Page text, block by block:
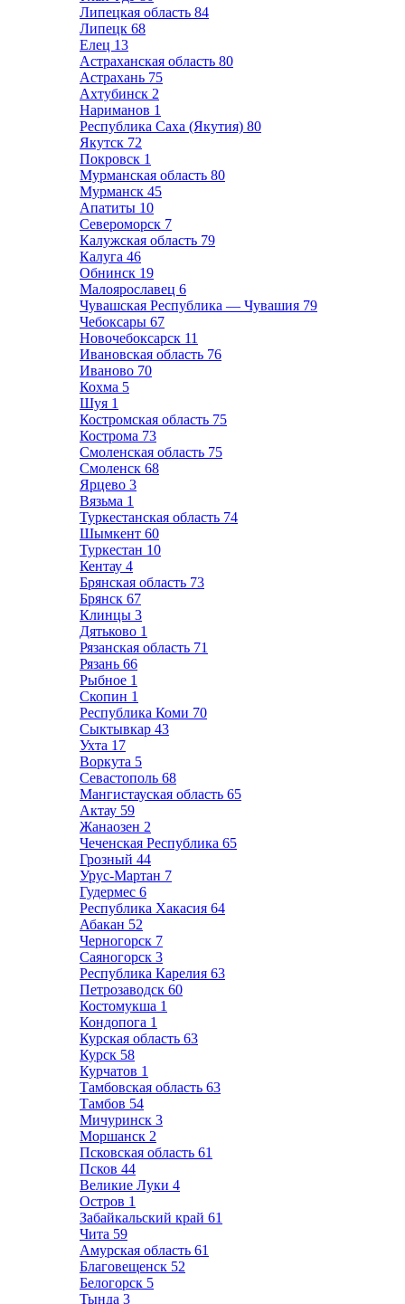
Липецкая область 84
Липецк 68
Елец 13
Астраханская область 80
Астрахань 75
Ахтубинск 2
Нариманов 1
Республика Саха (Якутия) 80
Якутск 72
Покровск 1
Мурманская область 80
Мурманск 45
Апатиты 10
Североморск 7
Калужская область 79
Калуга 46
Обнинск 19
Малоярославец 6
Чувашская Республика — Чувашия 79
Чебоксары 67
Новочебоксарск 11
Ивановская область 76
Иваново 70
Кохма 5
Шуя 1
Костромская область 75
Кострома 73
Смоленская область 75
Смоленск 68
Ярцево 3
Вязьма 1
Туркестанская область 74
Шымкент 60
Туркестан 10
Кентау 4
Брянская область 73
Брянск 67
Клинцы 3
Дятьково 1
Рязанская область 71
Рязань 66
Рыбное 1
Скопин 1
Республика Коми 70
Сыктывкар 43
Ухта 17
Воркута 5
Севастополь 68
Мангистауская область 65
Актау 59
Жанаозен 2
Чеченская Республика 65
Грозный 44
Урус-Мартан 7
Гудермес 6
Республика Хакасия 64
Абакан 52
Черногорск 7
Саяногорск 3
Республика Карелия 63
Петрозаводск 60
Костомукша 1
Кондопога 1
Курская область 63
Курск 58
Курчатов 1
Тамбовская область 63
Тамбов 54
Мичуринск 3
Моршанск 2
Псковская область 61
Псков 44
Великие Луки 4
Остров 1
Забайкальский край 61
Чита 59
Амурская область 61
Благовещенск 52
Белогорск 5
Тында 3